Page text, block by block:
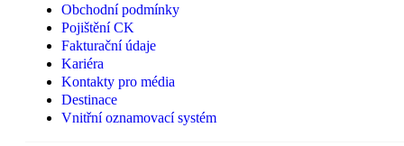
Obchodní podmínky
Pojištění CK
Fakturační údaje
Kariéra
Kontakty pro média
Destinace
Vnitřní oznamovací systém